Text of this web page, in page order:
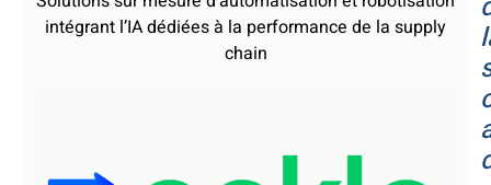
intégrant l’IA dédiées à la performance de la supply
chain